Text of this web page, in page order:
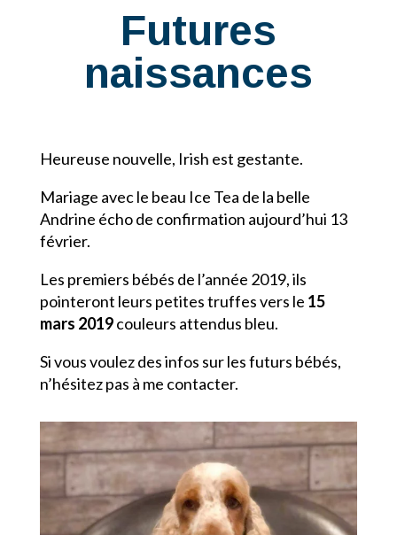
Futures
naissances
Heureuse nouvelle, Irish est gestante.
Mariage avec le beau Ice Tea de la belle
Andrine écho de confirmation aujourd’hui 13
février.
Les premiers bébés de l’année 2019, ils
pointeront leurs petites truffes vers le 15
mars 2019couleurs attendus bleu.
Si vous voulez des infos sur les futurs bébés,
n’hésitez pas à me contacter.